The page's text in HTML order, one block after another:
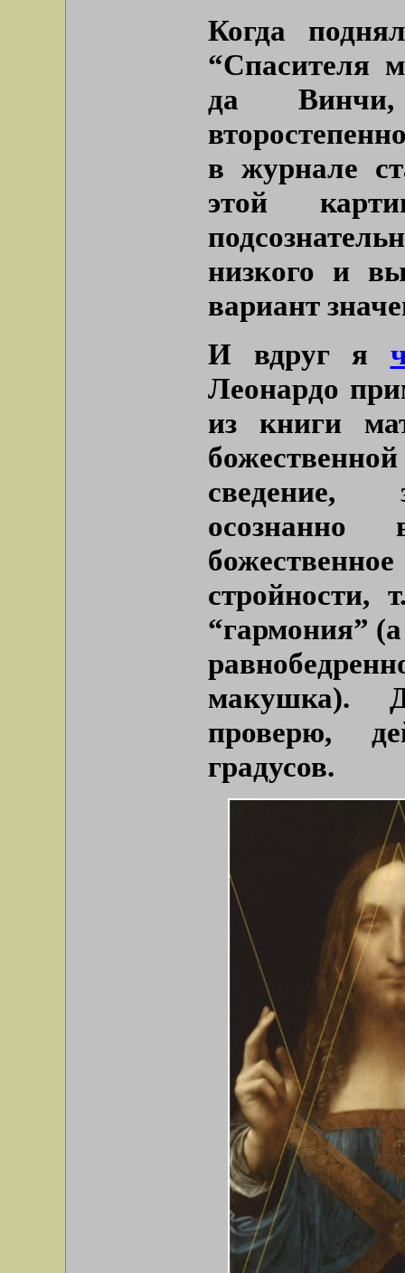
Когда
“Спасителя
да
в журнале
этой
низкого и
вариант
И вдруг я
Леонардо
из книги
сведение,
стройности,
“гармония”
макушка).
проверю,
градусов.